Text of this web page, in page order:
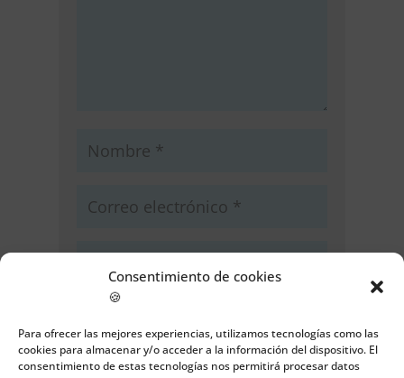
Consentimiento de cookies
🍪
Para ofrecer las mejores experiencias, utilizamos tecnologías como las
cookies para almacenar y/o acceder a la información del dispositivo. El
consentimiento de estas tecnologías nos permitirá procesar datos
Guarda mi nombre, correo
electrónico y web en este navegador
para la próxima vez que comente.